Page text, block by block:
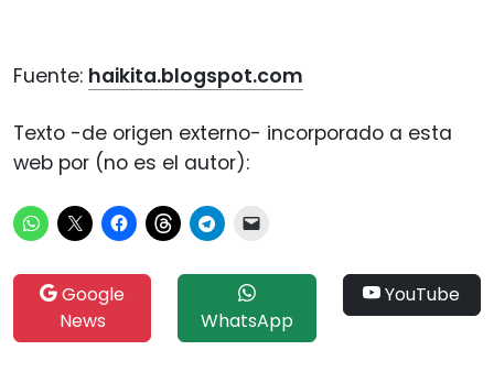
Fuente: haikita.blogspot.com
Texto -de origen externo- incorporado a esta
web por (no es el autor):
Google
News
WhatsApp
YouTube